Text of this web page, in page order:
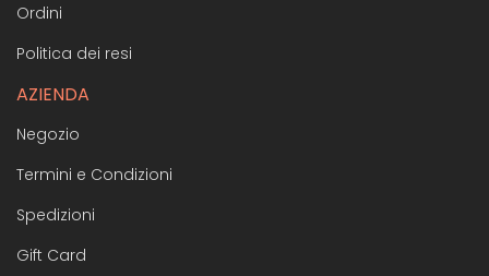
Ordini
Politica dei resi
AZIENDA
Negozio
Termini e Condizioni
Spedizioni
Gift Card